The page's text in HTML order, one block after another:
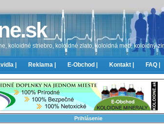
koloidné striebro, koloidné zlato, koloidná med, koloidný
| Reklama | E-Obchod | Kontakt | FAQ |
Prihlásenie